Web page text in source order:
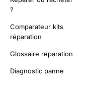
?
Comparateur kits
réparation
Glossaire réparation
Diagnostic panne